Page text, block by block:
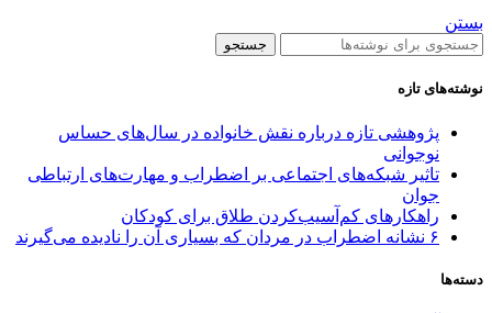
بستن
جستجو
نوشته‌های تازه
پژوهشی تازه درباره نقش خانواده در سال‌های حساس
نوجوانی
تاثیر شبکه‌های اجتماعی بر اضطراب و مهارت‌های ارتباطی
جوان
راهکارهای کم‌آسیب‌کردن طلاق برای کودکان
۶ نشانه اضطراب در مردان که بسیاری آن را نادیده می‌گیرند
دسته‌ها